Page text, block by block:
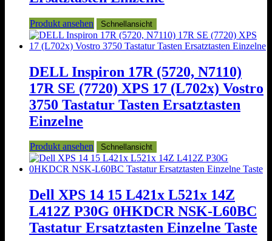
Produkt ansehen Schnellansicht
DELL Inspiron 17R (5720, N7110)
17R SE (7720) XPS 17 (L702x) Vostro
3750 Tastatur Tasten Ersatztasten
Einzelne
Produkt ansehen Schnellansicht
Dell XPS 14 15 L421x L521x 14Z
L412Z P30G 0HKDCR NSK-L60BC
Tastatur Ersatztasten Einzelne Taste